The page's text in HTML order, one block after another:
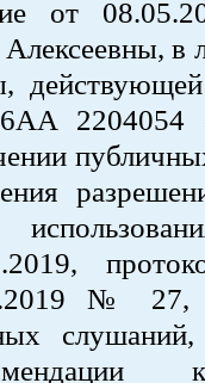
от
в
2204054
№ 27,